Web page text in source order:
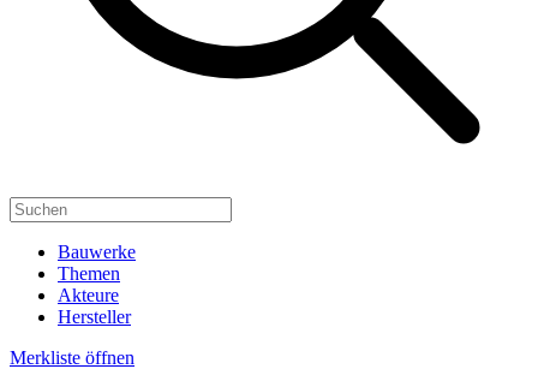
Bauwerke
Themen
Akteure
Hersteller
Merkliste öffnen